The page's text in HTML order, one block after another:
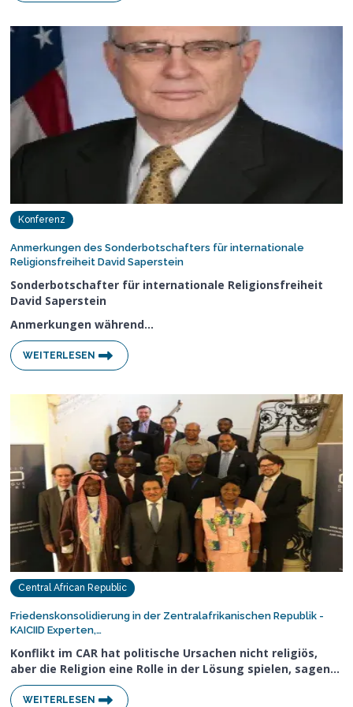
Konferenz
Anmerkungen des Sonderbotschafters für internationale
Religionsfreiheit David Saperstein
Sonderbotschafter für internationale Religionsfreiheit
David Saperstein
Anmerkungen während…
WEITERLESEN
Central African Republic
Friedenskonsolidierung in der Zentralafrikanischen Republik -
KAICIID Experten,…
Konflikt im CAR hat politische Ursachen nicht religiös,
aber die Religion eine Rolle in der Lösung spielen, sagen…
WEITERLESEN